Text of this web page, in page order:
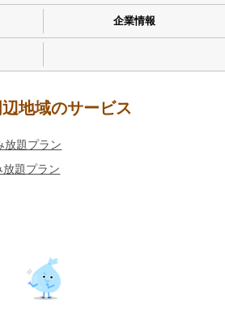
企業情報
地域のサービス
放題プラン
題プラン